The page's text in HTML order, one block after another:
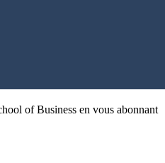
of Business en vous abonnant